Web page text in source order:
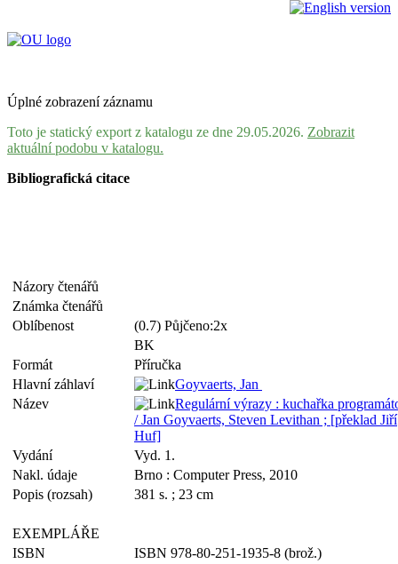
Úplné zobrazení záznamu
Toto je statický export z katalogu ze dne 29.05.2026. Zobrazit
aktuální podobu v katalogu.
Bibliografická citace
Názory čtenářů
Známka čtenářů
Oblíbenost
(0.7) Půjčeno:2x
BK
Formát
Příručka
Hlavní záhlaví
Goyvaerts, Jan
Název
Regulární výrazy : kuchařka
/ Jan Goyvaerts, Steven Levithan ; [překlad Jiří
Huf]
Vydání
Vyd. 1.
Nakl. údaje
Brno : Computer Press, 2010
Popis (rozsah)
381 s. ; 23 cm
EXEMPLÁŘE
ISBN
ISBN 978-80-251-1935-8 (brož.)